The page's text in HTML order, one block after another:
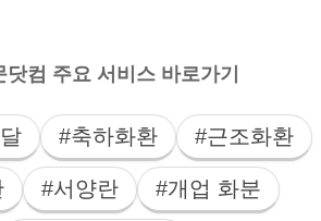
닷컴 주요 서비스 바로가기
#축하화환 #근조화환
#서양란 #개업 화분